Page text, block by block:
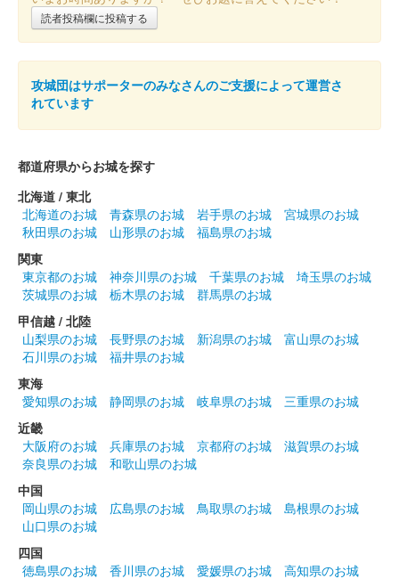
読者投稿欄に投稿する
攻城団はサポーターのみなさんのご支援によって運営さ
れています
都道府県からお城を探す
北海道 / 東北
北海道のお城
青森県のお城 岩手県のお城
宮城県のお城
秋田県のお城
山形県のお城
福島県のお城
関東
東京都のお城
神奈川県のお城 千葉県のお城
埼玉県のお城
茨城県のお城
栃木県のお城
群馬県のお城
甲信越 / 北陸
山梨県のお城
長野県のお城 新潟県のお城
富山県のお城
石川県のお城
福井県のお城
東海
愛知県のお城
静岡県のお城 岐阜県のお城
三重県のお城
近畿
大阪府のお城
兵庫県のお城 京都府のお城
滋賀県のお城
奈良県のお城
和歌山県のお城
中国
岡山県のお城
広島県のお城 鳥取県のお城
島根県のお城
山口県のお城
四国
徳島県のお城
香川県のお城 愛媛県のお城
高知県のお城